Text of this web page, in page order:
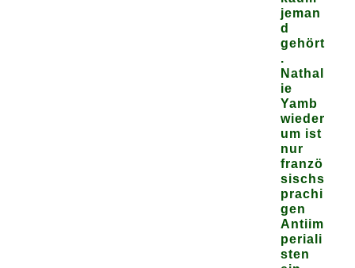
jeman
d
gehört
.
Nathal
ie
Yamb
wieder
um ist
nur
franzö
sischs
prachi
gen
Antiim
periali
sten